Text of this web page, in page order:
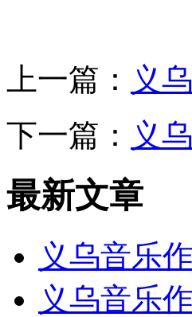
上一篇： 义
下一篇： 义
最新文章
义乌音乐
义乌音乐